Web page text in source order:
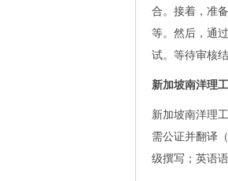
合。接着，准
等。然后，通
试。等待审核
新加坡南洋理
新加坡南洋理
需公证并翻译
级撰写；英语